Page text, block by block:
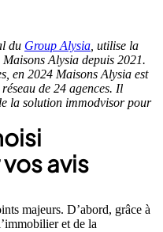
du Group Alysia , utilise la
Alysia depuis 2021.
en 2024 Maisons Alysia est
de 24 agences. Il
la solution immodvisor pour
avis
majeurs. D’abord, grâce à
et de la